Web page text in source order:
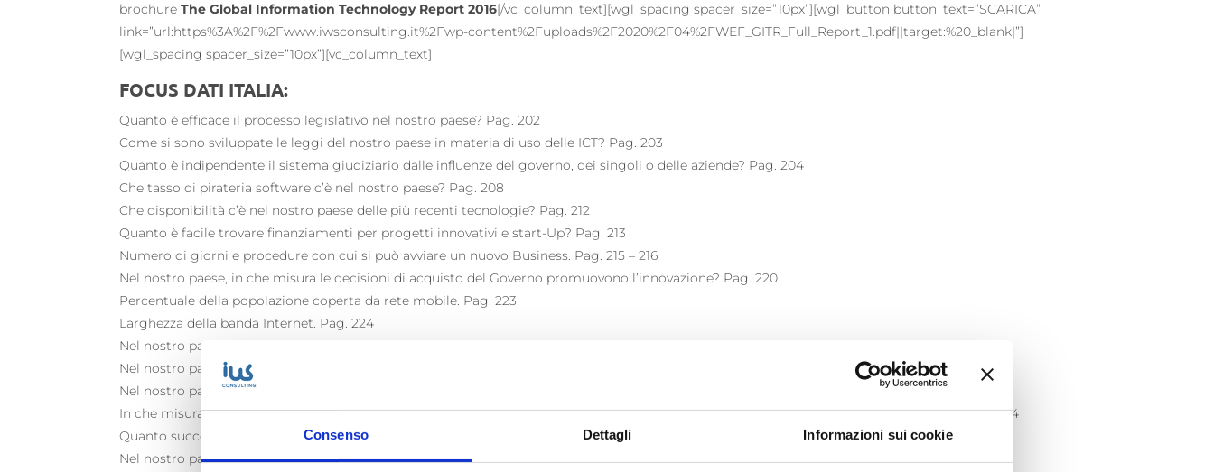
Consenso Dettagli Informazioni sui cookie
brochure The Global Information Technology Report 2016[/vc_column_text][wgl_spacing spacer_size=”10px”][wgl_button button_text=”SCARICA”
link=”url:https%3A%2F%2Fwww.iwsconsulting.it%2Fwp-content%2Fuploads%2F2020%2F04%2FWEF_GITR_Full_Report_1.pdf||target:%20_blank|”]
[wgl_spacing spacer_size=”10px”][vc_column_text]
FOCUS DATI ITALIA:
Quanto è efficace il processo legislativo nel nostro paese? Pag. 202
Come si sono sviluppate le leggi del nostro paese in materia di uso delle ICT? Pag. 203
Quanto è indipendente il sistema giudiziario dalle influenze del governo, dei singoli o delle aziende? Pag. 204
Che tasso di pirateria software c’è nel nostro paese? Pag. 208
Che disponibilità c’è nel nostro paese delle più recenti tecnologie? Pag. 212
Quanto è facile trovare finanziamenti per progetti innovativi e start-Up? Pag. 213
Numero di giorni e procedure con cui si può avviare un nuovo Business. Pag. 215 – 216
Nel nostro paese, in che misura le decisioni di acquisto del Governo promuovono l’innovazione? Pag. 220
Percentuale della popolazione coperta da rete mobile. Pag. 223
Larghezza della banda Internet. Pag. 224
Nel nostro paese, in che misura le aziende adottano le nuove tecnologie? Pag. 246
Nel nostro paese, in che misura le aziende hanno la capacità di innovare? Pag. 247
Nel nostro paese, che misura le aziende usano per le ICT per le operazioni con le altre imprese? Pag. 249
In che misura il governo ha un piano di attuazione chiaro per l’utilizzo delle ICT per migliorare la competitività complessiva del paese? Pag. 254
Quanto successo ha il nostro Governo nella promozione delle tecnologie ICT? Pag. 256
Nel nostro paese, in che misura le ICT consentono nuovi modelli di Business? Pag. 258